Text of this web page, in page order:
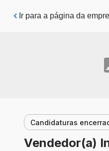
Pular para o conteúdo
Ir para a página da
Candidaturas
Vendedor(a)